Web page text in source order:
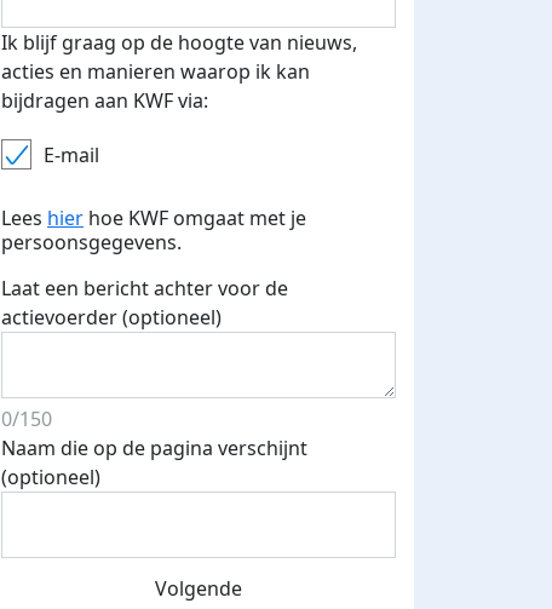
Ik blijf graag op de hoogte van nieuws,
acties en manieren waarop ik kan
bijdragen aan KWF via:
E-mail
Lees hier hoe KWF omgaat met je
persoonsgegevens.
Laat een bericht achter voor de
actievoerder (optioneel)
0/150
Naam die op de pagina verschijnt
(optioneel)
Volgende